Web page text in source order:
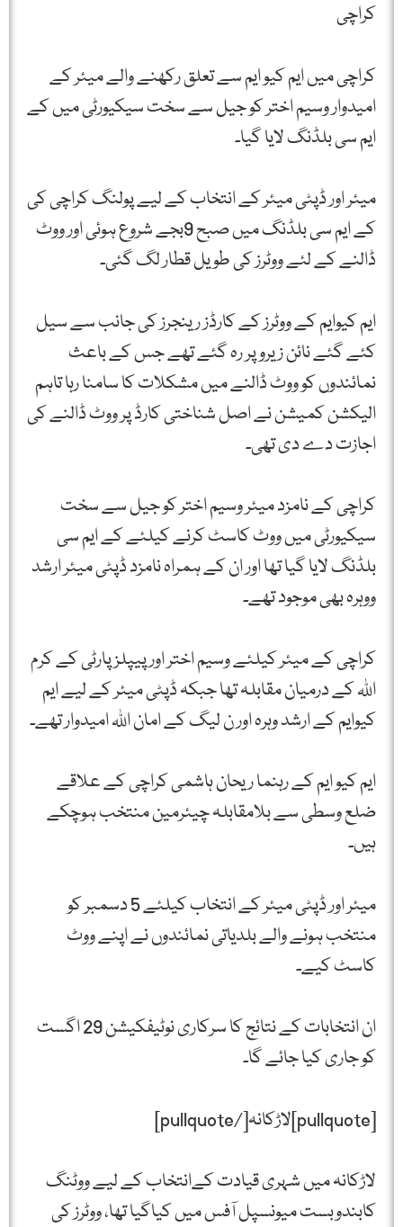
کراچی
کراچی میں ایم کیو ایم سے تعلق رکھنے والے میئر کے
امیدوار وسیم اختر کو جیل سے سخت سیکیورٹی میں کے
ایم سی بلڈنگ لایا گیا۔
میئر اور ڈپٹی میئر کے انتخاب کے لیے پولنگ کراچی کی
کے ایم سی بلڈنگ میں صبح 9بجے شروع ہوئی اور ووٹ
ڈالنے کے لئے ووٹرز کی طویل قطار لگ گئی۔
ایم کیوایم کے ووٹرز کے کارڈز رینجرز کی جانب سے سیل
کئے گئے نائن زیرو پر رہ گئے تھے جس کے باعث
نمائندوں کو ووٹ ڈالنے میں مشکلات کا سامنا رہا تاہم
الیکشن کمیشن نے اصل شناختی کارڈ پر ووٹ ڈالنے کی
اجازت دے دی تھی۔
کراچی کے نامزد میئر وسیم اختر کو جیل سے سخت
سیکیورٹی میں ووٹ کاسٹ کرنے کیلئے کے ایم سی
بلڈنگ لایا گیا تھا اور ان کے ہمراہ نامزد ڈپٹی میئر ارشد
ووہرہ بھی موجود تھے۔
کراچی کے میئر کیلئے وسیم اختر اور پیپلزپارٹی کے کرم
اللہ کے درمیان مقابلہ تھا جبکہ ڈپٹی میئر کے لیے ایم
کیوایم کے ارشد وہرہ اور ن لیگ کے امان اللہ امیدوار تھے۔
ایم کیو ایم کے رہنما ریحان ہاشمی کراچی کے علاقے
ضلع وسطی سے بلامقابلہ چیئرمین منتخب ہوچکے
ہیں۔
میئر اور ڈپٹی میئر کے انتخاب کیلئے 5 دسمبر کو
منتخب ہونے والے بلدیاتی نمائندوں نے اپنے ووٹ
کاسٹ کیے۔
ان انتخابات کے نتائج کا سرکاری نوٹیفکیشن 29 اگست
کو جاری کیا جائے گا۔
[pullquote]لاڑکانہ[/pullquote]
لاڑکانہ میں شہری قیادت کےانتخاب کے لیے ووٹنگ
کابندوبست میونسپل آفس میں کیاگیا تھا، ووٹرز کی